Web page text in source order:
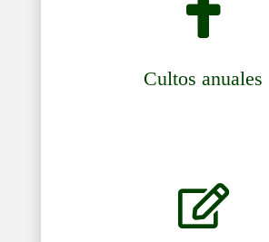

Cultos anuales
